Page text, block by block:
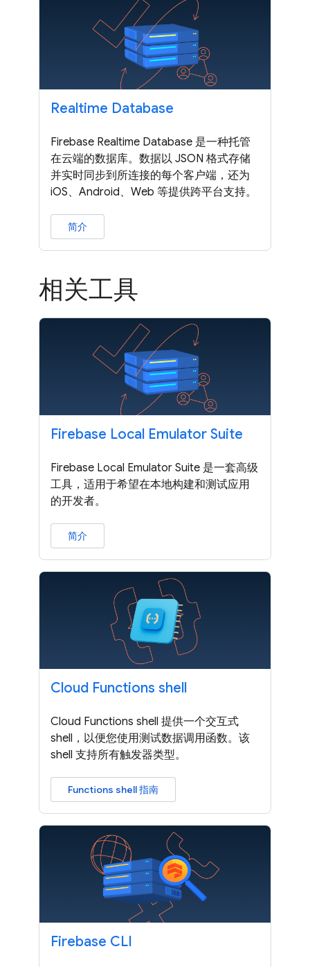
Realtime Database
Firebase Realtime Database 是一种托管
在云端的数据库。数据以 JSON 格式存储
并实时同步到所连接的每个客户端，还为
iOS、Android、Web 等提供跨平台支持。
简介
相关工具
Firebase Local Emulator Suite
Firebase Local Emulator Suite 是一套高级
工具，适用于希望在本地构建和测试应用
的开发者。
简介
Cloud Functions shell
Cloud Functions shell 提供一个交互式
shell，以便您使用测试数据调用函数。该
shell 支持所有触发器类型。
Functions shell 指南
Firebase CLI